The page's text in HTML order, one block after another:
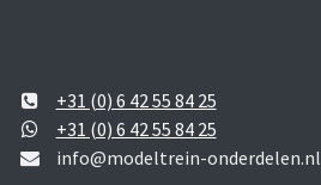
+31 (0) 6 42 55 84 25
+31 (0) 6 42 55 84 25
info@modeltrein-onderdelen.nl